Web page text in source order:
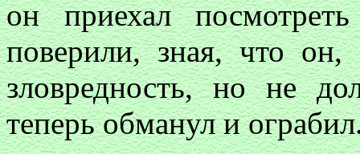
он приехал
поверили, зная, что
зловредность, но не
теперь обманул и